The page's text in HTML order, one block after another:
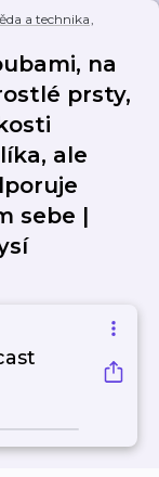
a technika,
na
prsty,
ale
sebe |